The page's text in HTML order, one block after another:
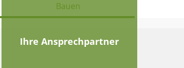
Bauen
Ihre Ansprechpartner